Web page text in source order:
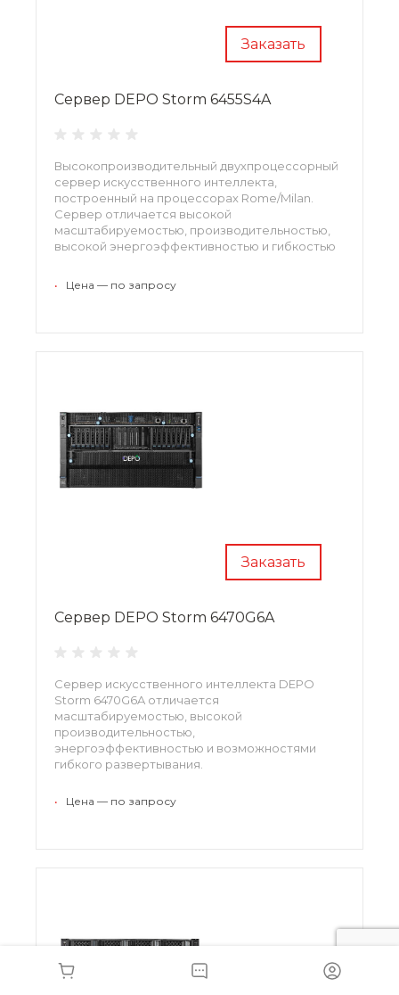
Заказать
Сервер DEPO Storm 6455S4A
Высокопроизводительный двухпроцессорный
сервер искусственного интеллекта,
построенный на процессорах Rome/Milan.
Сервер отличается высокой
масштабируемостью, производительностью,
высокой энергоэффективностью и гибкостью
• Цена — по запросу
Заказать
Сервер DEPO Storm 6470G6A
Сервер искусственного интеллекта DEPO
Storm 6470G6A отличается
масштабируемостью, высокой
производительностью,
энергоэффективностью и возможностями
гибкого развертывания.
• Цена — по запросу